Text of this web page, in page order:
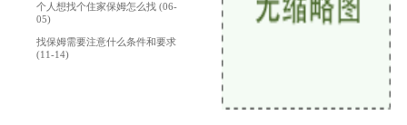
个人想找个住家保姆怎么找 (06-
05)
找保姆需要注意什么条件和要求
(11-14)